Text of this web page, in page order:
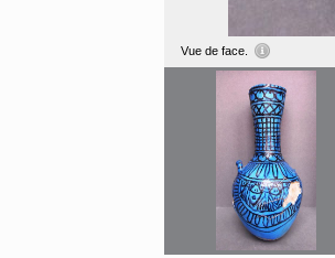
Vue de face.